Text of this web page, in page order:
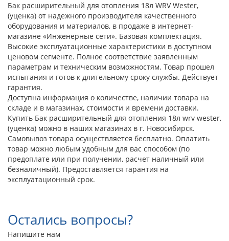
Бак расширительный для отопления 18л WRV Wester,
(уценка) от надежного производителя качественного
оборудования и материалов, в продаже в интернет-
магазине «Инженерные сети». Базовая комплектация.
Высокие эксплуатационные характеристики в доступном
ценовом сегменте. Полное соответствие заявленным
параметрам и техническим возможностям. Товар прошел
испытания и готов к длительному сроку службы. Действует
гарантия.
Доступна информация о количестве, наличии товара на
складе и в магазинах, стоимости и времени доставки.
Купить Бак расширительный для отопления 18л wrv wester,
(уценка) можно в наших магазинах в г. Новосибирск.
Самовывоз товара осуществляется бесплатно. Оплатить
товар можно любым удобным для вас способом (по
предоплате или при получении, расчет наличный или
безналичный). Предоставляется гарантия на
эксплуатационный срок.
Остались вопросы?
Напишите нам